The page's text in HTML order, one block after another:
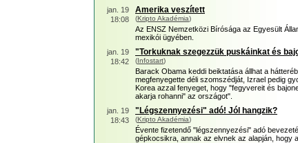
jan. 19
18:08
Amerika veszített
(Kripto Akadémia)
Az ENSZ Nemzetközi Bírósága az Egyesült
mexikói ügyében.
jan. 19
18:42
"Torkuknak szegezzük puskáinkat és
(Infostart)
Barack Obama keddi beiktatása állhat a
megfenyegette déli szomszédját, Izrael pedig
Korea azzal fenyeget, hogy "fegyvereit és
akarja rohanni" az országot".
jan. 19
18:43
"Légszennyezési" adó! Jól hangzik?
(Kripto Akadémia)
Évente fizetendő "légszennyezési" adó
gépkocsikra, annak az elvnek az alapján, hogy